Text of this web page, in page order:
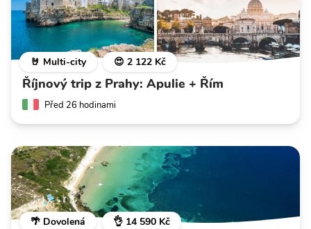
🤘 Multi-city 😍 2 122 Kč
Říjnový trip z Prahy: Apulie + Řím
Před 26 hodinami
🌴 Dovolená 👌 14 590 Kč